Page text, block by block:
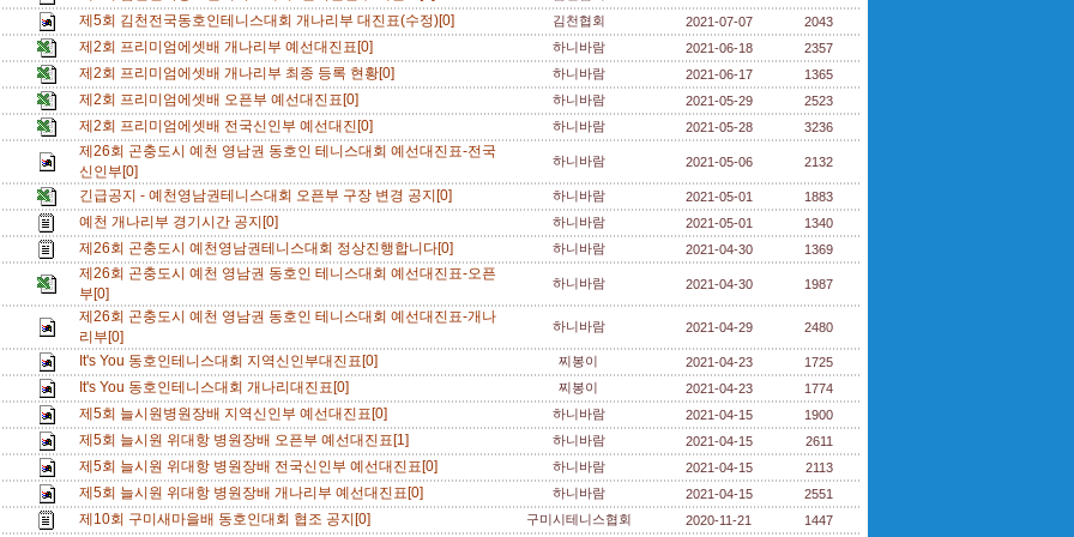
제5회 김천전국동호인테니스대회 개나리부 대진표(수정)[0] 김천협회 2021-07-07 2043
제2회 프리미엄에셋배 개나리부 예선대진표[0] 하니바람 2021-06-18 2357
제2회 프리미엄에셋배 개나리부 최종 등록 현황[0] 하니바람 2021-06-17 1365
제2회 프리미엄에셋배 오픈부 예선대진표[0] 하니바람 2021-05-29 2523
제2회 프리미엄에셋배 전국신인부 예선대진[0] 하니바람 2021-05-28 3236
제26회 곤충도시 예천 영남권 동호인 테니스대회 예선대진표-전국
신인부[0]
하니바람 2021-05-06 2132
긴급공지 - 예천영남권테니스대회 오픈부 구장 변경 공지[0] 하니바람 2021-05-01 1883
예천 개나리부 경기시간 공지[0] 하니바람 2021-05-01 1340
제26회 곤충도시 예천영남권테니스대회 정상진행합니다[0] 하니바람 2021-04-30 1369
제26회 곤충도시 예천 영남권 동호인 테니스대회 예선대진표-오픈
부[0]
하니바람 2021-04-30 1987
제26회 곤충도시 예천 영남권 동호인 테니스대회 예선대진표-개나
리부[0]
하니바람 2021-04-29 2480
It's You 동호인테니스대회 지역신인부대진표[0] 찌봉이 2021-04-23 1725
It's You 동호인테니스대회 개나리대진표[0] 찌봉이 2021-04-23 1774
제5회 늘시원병원장배 지역신인부 예선대진표[0] 하니바람 2021-04-15 1900
제5회 늘시원 위대항 병원장배 오픈부 예선대진표[1] 하니바람 2021-04-15 2611
제5회 늘시원 위대항 병원장배 전국신인부 예선대진표[0] 하니바람 2021-04-15 2113
제5회 늘시원 위대항 병원장배 개나리부 예선대진표[0] 하니바람 2021-04-15 2551
제10회 구미새마을배 동호인대회 협조 공지[0] 구미시테니스협회 2020-11-21 1447